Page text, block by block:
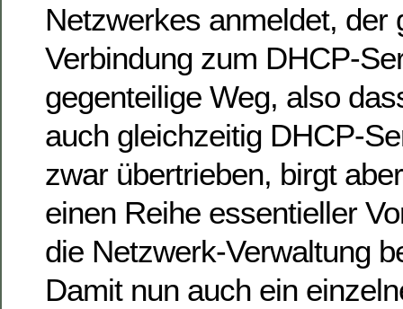
Netzwerkes anmeldet, der
Verbindung zum DHCP-
gegenteilige Weg, also
auch gleichzeitig DHCP-
zwar übertrieben, birgt
einen Reihe essentieller
die Netzwerk-Verwaltung
Damit nun auch ein